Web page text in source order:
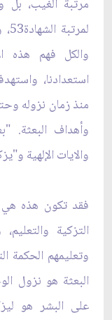
مرتبة الغيب،
والكل فهم هذه
استعدادنا،
منذ زمان نزوله
وأهداف البعثة.
والايات الإلهية
فقد تكون هذه هي
التزكية
وتعليمهم الحكمة
البعثة هو نزول
على البشر هو